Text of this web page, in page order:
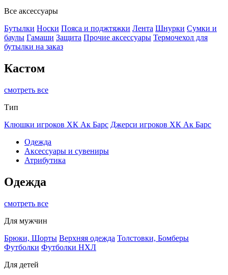
Все аксессуары
Бутылки Носки Пояса и поджтяжки Лента Шнурки Сумки и
баулы Гамаши Защита Прочие аксессуары Термочехол для
бутылки на заказ
Кастом
смотреть все
Тип
Клюшки игроков ХК Ак Барс Джерси игроков ХК Ак Барс
Одежда
Аксессуары и сувениры
Атрибутика
Одежда
смотреть все
Для мужчин
Брюки, Шорты Верхняя одежда Толстовки, Бомберы
Футболки Футболки НХЛ
Для детей